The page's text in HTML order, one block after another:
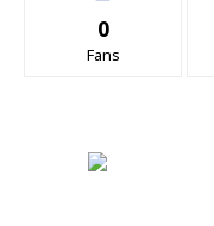
0
Fans